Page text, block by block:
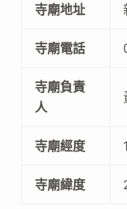
寺廟地址
寺廟電話
寺廟負責
人
寺廟經度
寺廟緯度